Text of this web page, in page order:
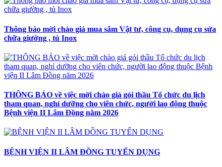
Thông báo mời chào giá mua sắm Vật tư, công cụ, dụng cụ sửa
chữa giường , tủ Inox
THÔNG BÁO về việc mời chào giá gói thầu Tổ chức du lịch
tham quan, nghỉ dưỡng cho viên chức, người lao động thuộc
Bệnh viện II Lâm Đồng năm 2026
BỆNH VIỆN II LÂM ĐỒNG TUYỂN DỤNG